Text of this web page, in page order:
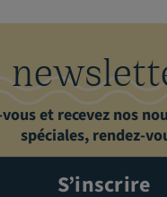
et recevez nos
spéciales, rendez-
S’inscrire